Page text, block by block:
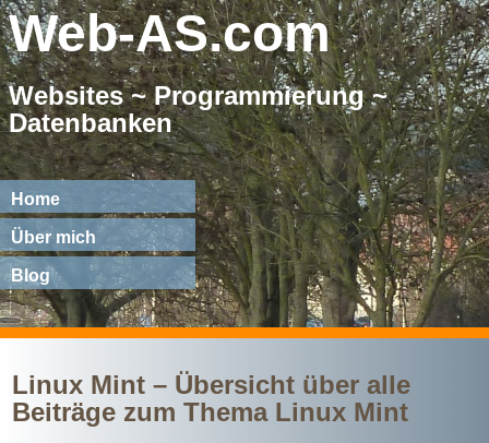
Web-AS.com
Websites ~ Programmierung ~
Datenbanken
Home
Über mich
Blog
Linux Mint – Übersicht über alle
Beiträge zum Thema Linux Mint